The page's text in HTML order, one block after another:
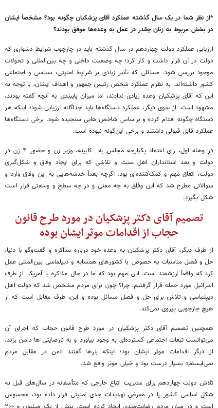
*از نظر شما در یک سال گذشته عملکرد آقای پزشکیان چگونه بود؟ مشخصاً ایشان
در بخش مربوط به زنان چقدر در عمل به وعده‌ها موفق بودند؟
ارزیابی عملکرد دولت چهاردهم در سال گذشته باید در چارچوب شرایط دشواری که
دولت در آن قرار داشت و کار کرد؛ چه وضعیت داخلی و چه بین‌المللی و تحولات
موجود بررسی شود. مسائلی که تأثیر زیادی بر شرایط امنیتی، سیاسی و اجتماعی
کشور داشته‌اند. به نظرم عملکرد شخص رئیس‌ جمهور و اهداف ایشان، با توجه به
این که آقای پزشکیان وعده‌ زیادی ندادند، اما میزان پایبندی به آنچه گفته بودند،
مشهود است. از سوی دیگر، عملکرد دستگاه‌ها باید جداگانه ارزیابی شود؛ اینکه هر
دستگاه چگونه اقدام کرده و براساس شاخص هایی سنجیده شود. برخی دستگاه‌ها
عملکرد قابل قبولی داشتند و برخی این‌گونه نبوده است.
در وهله اول، رای اعتماد یکپارچه مجلس به کابینه، وزیر زن و حضور ۴ زن در
دولت و بعد استانداران اهل سنت و تلاشی که برای ایجاد وفاق و شکل‌گیری
دولت، اتفاق مهم و کمک‌کننده‌ای بود. اگرچه بعداً خدشه‌هایی به این وفاق وارد و
سوالاتی مطرح شد که این وفاق به چه معنی و در چه سطح و وسعتی قرار است
شکل بگیرد.
تصمیم آقای دکتر پزشکیان در مورد طرح قانون
حجاب از اقدامات موثر ایشان بوده
از طرف دیگر، آقای دکتر پزشکیان به وعده خود درباره مذاکره و گفت‌وگو با دنیا،
حل و فصل مناسبات به خصوص با کشورهای همسایه و دیپلماسی بین‌المللی عمل
کرد که واقعاً ارزشمند است. این مهم بود که ما در حال مذاکره با آمریکا از طرف
اسرائیل مورد حمله قرار گرفتیم. چرا؟ چون برای مردم مشخص شد که دولت اهل
دیپلماسی و تلاش برای حل و فصل مسائل بوده و این، طرف مقابل است که از
هیچ چارچوبی پیروی نمی‌کند.
همچنین تصمیم آقای دکتر پزشکیان در مورد طرح قانون حجاب که اجرای آن
می‌توانست تبعات اجتماعی گسترده‌ای به وجود بیاورد و به نارضایتی ها دامن بزند،
از دیگر اقدامات موثر ایشان بود؛ اینکه بارها گفتند «من در مقابل مردم
نمی‌ایستم» بسیار درست بود و خیلی موثر واقع شد.
تلاش دولت چهاردهم برای مدیریت اتباع خارجی که متأسفانه در سال‌های قبل به
شکل اساسی کشور را در معرض تهدیدات جدی امنیتی قرار داده بود، محسوس